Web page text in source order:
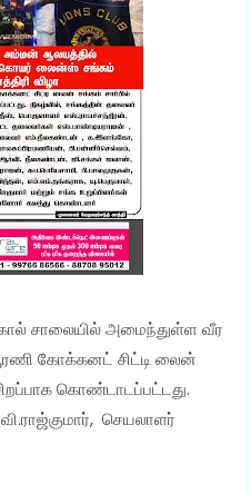
சாலையில் அமைந்துள்ள வீர
கோக்கனட் சிட்டி லைன்
கொண்டாடப்பட்டது.
செயலாளர்